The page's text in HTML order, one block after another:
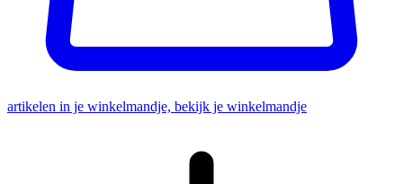
artikelen in je winkelmandje, bekijk je winkelmandje